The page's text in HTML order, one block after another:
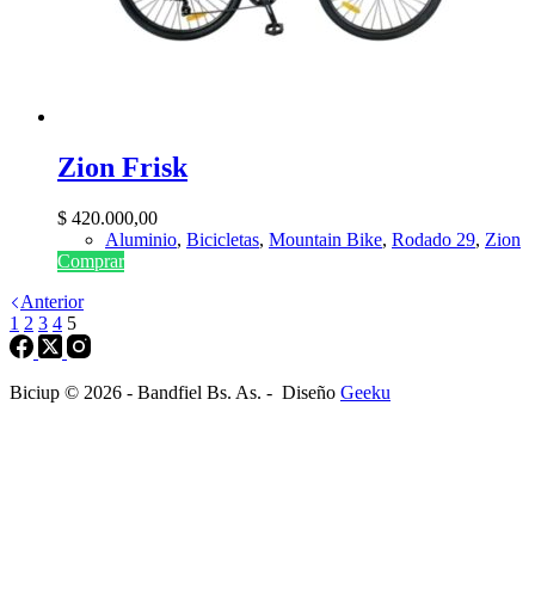
Zion Frisk
$ 420.000,00
Aluminio, Bicicletas, Mountain Bike, Rodado 29, Zion
Comprar
Anterior
1 2 3 4 5
Biciup © 2026 - Bandfiel Bs. As. - Diseño Geeku